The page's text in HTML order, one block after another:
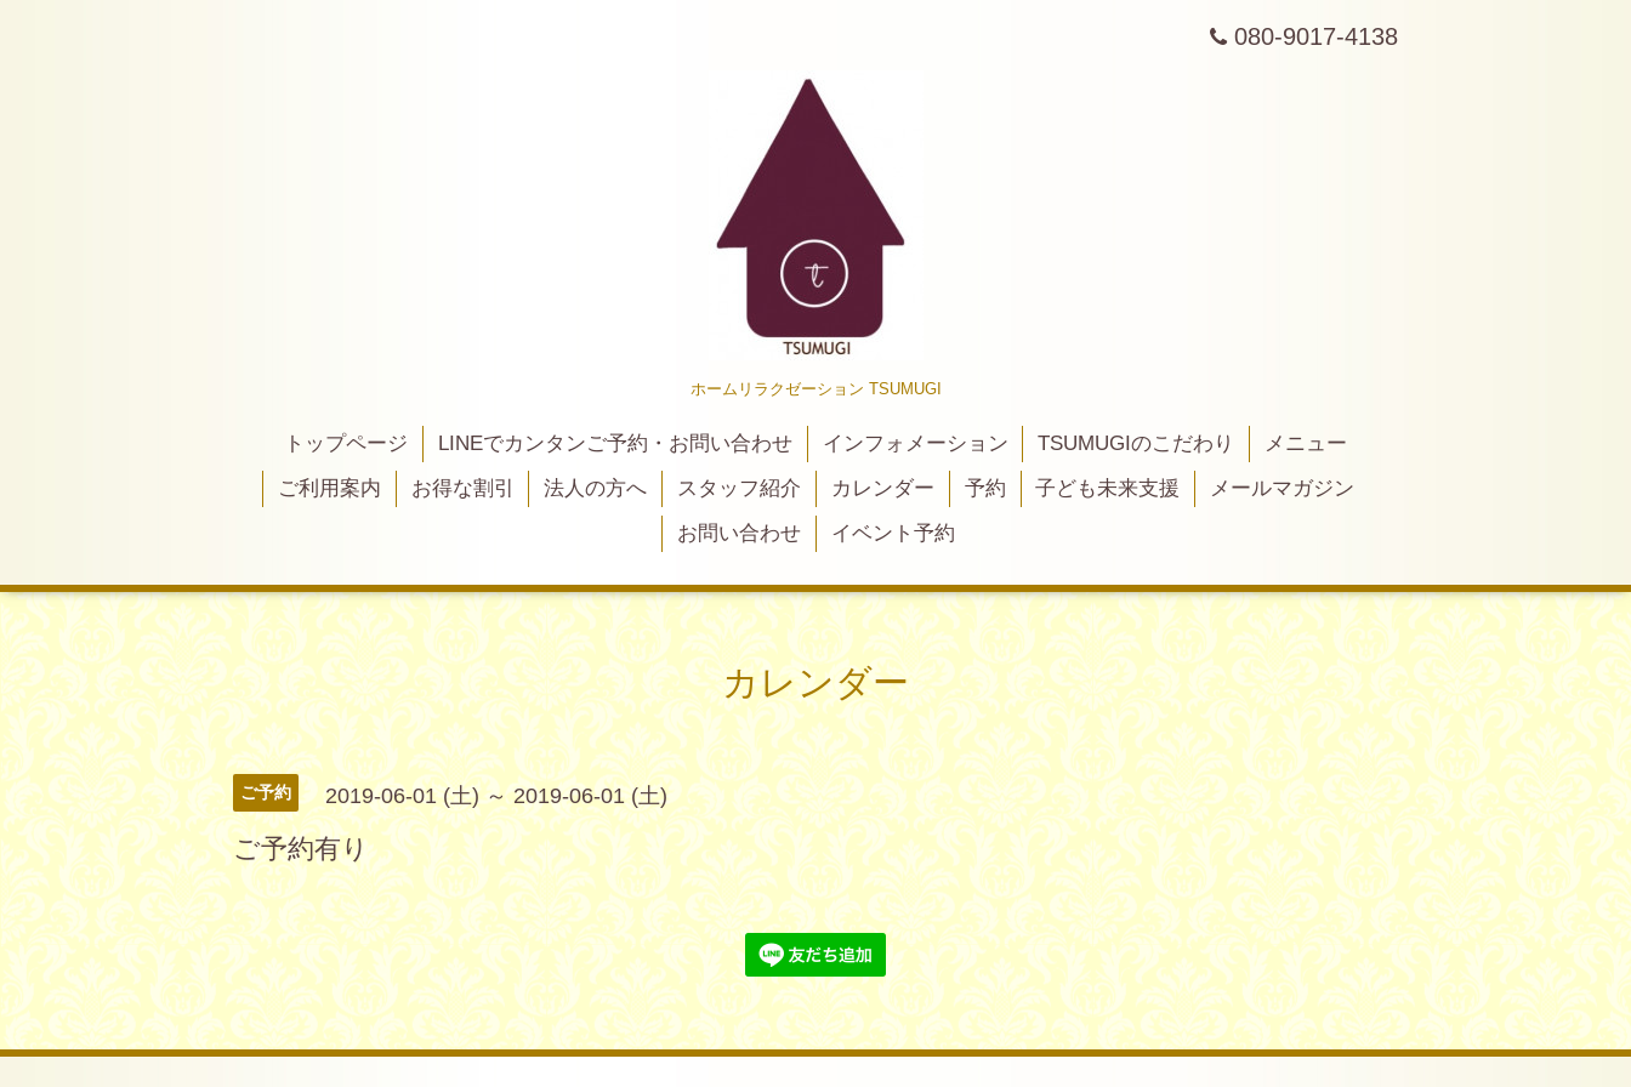
080-9017-4138
ホームリラクゼーション TSUMUGI
トップページ LINEでカンタンご予約・お問い合わせ インフォメーション TSUMUGIのこだわり
メニュー
ご利用案内
お得な割引 法人の方へ スタッフ紹介 カレンダー 予約 子ども未来支援
メールマガジン
お問い合わせ
イベント予約
カレンダー
ご予約 2019-06-01 (土) ～ 2019-06-01 (土)
ご予約有り